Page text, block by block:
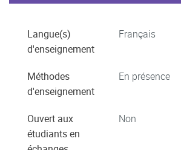
Langue(s)
d'enseignement
Français
Méthodes
d'enseignement
En présence
Ouvert aux
étudiants en
Non